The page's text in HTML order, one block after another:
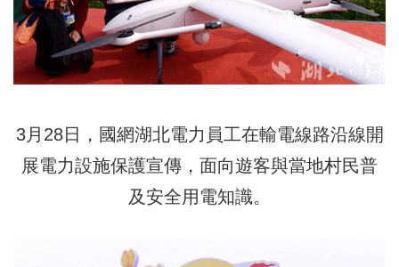
3月28日，國網湖北電力員工在輸電線路沿線開
展電力設施保護宣傳，面向遊客與當地村民普
及安全用電知識。